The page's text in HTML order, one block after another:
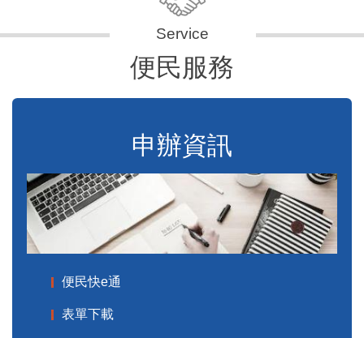
便民服務
申辦資訊
便民快e通
表單下載